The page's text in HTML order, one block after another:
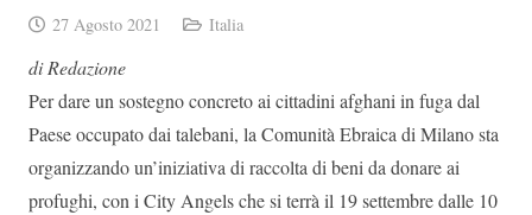
27 Agosto 2021 Italia
di Redazione
Per dare un sostegno concreto ai cittadini afghani in fuga dal
Paese occupato dai talebani, la Comunità Ebraica di Milano sta
organizzando un’iniziativa di raccolta di beni da donare ai
profughi, con i City Angels che si terrà il 19 settembre dalle 10